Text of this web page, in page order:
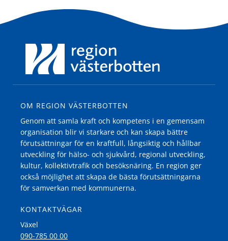
OM REGION VÄSTERBOTTEN
Genom att samla kraft och kompetens i en gemensam
organisation blir vi starkare och kan skapa bättre
förutsättningar för en kraftfull, långsiktig och hållbar
utveckling för hälso- och sjukvård, regional utveckling,
kultur, kollektivtrafik och besöksnäring. En region ger
också möjlighet att skapa de bästa förutsättningarna
för samverkan med kommunerna.
KONTAKTVÄGAR
Växel
090-785 00 00